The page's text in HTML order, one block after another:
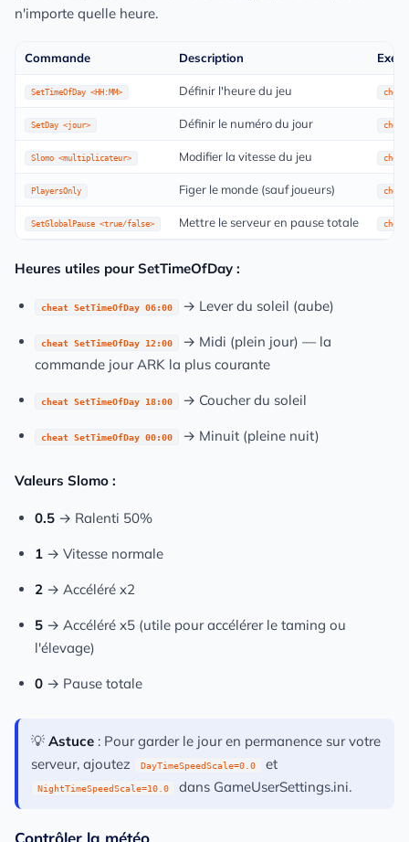
n'importe quelle heure.
Commande Description
SetTimeOfDay <HH:MM> Définir l'heure du jeu cheat
SetDay <jour> Définir le numéro du jour cheat
Slomo <multiplicateur> Modifier la vitesse du jeu cheat
PlayersOnly Figer le monde (sauf joueurs) cheat
SetGlobalPause <true/false> Mettre le serveur en pause totale cheat
Heures utiles pour SetTimeOfDay :
cheat SetTimeOfDay 06:00 → Lever du soleil (aube)
cheat SetTimeOfDay 12:00
→ Midi (plein jour) — la
commande jour ARK la plus courante
cheat SetTimeOfDay 18:00 → Coucher du soleil
cheat SetTimeOfDay 00:00 → Minuit (pleine nuit)
Valeurs Slomo :
0.5 → Ralenti 50%
1 → Vitesse normale
2 → Accéléré x2
5 → Accéléré x5 (utile pour accélérer le taming ou
l'élevage)
0 → Pause totale
💡 Astuce : Pour garder le jour en permanence sur votre
serveur, ajoutez
DayTimeSpeedScale=0.0 et
NightTimeSpeedScale=10.0 dans GameUserSettings.ini.
Contrôler la météo